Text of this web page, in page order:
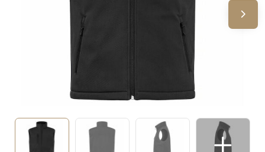
Zomergeschenken
Zomerpakketten